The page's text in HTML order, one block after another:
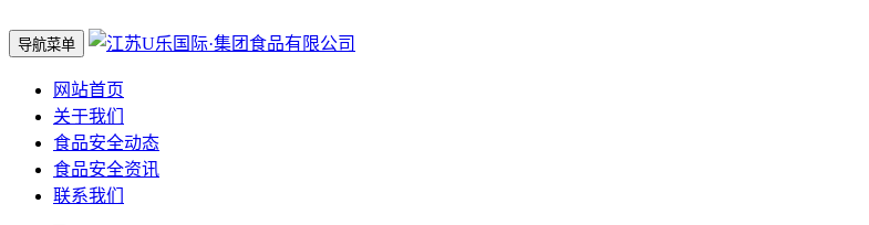
导航菜单
网站首页
关于我们
食品安全动态
食品安全资讯
联系我们